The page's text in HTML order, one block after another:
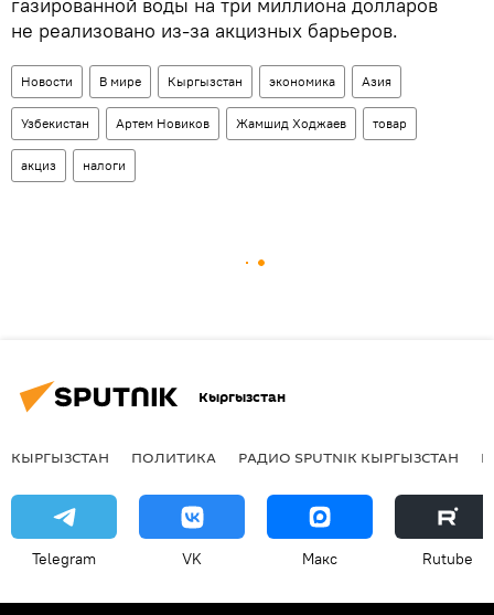
газированной воды на три миллиона долларов
не реализовано из-за акцизных барьеров.
Новости В мире Кыргызстан экономика Азия
Узбекистан Артем Новиков Жамшид Ходжаев товар
акциз налоги
Кыргызстан
КЫРГЫЗСТАН ПОЛИТИКА РАДИО SPUTNIK КЫРГЫЗСТАН
Telegram VK Макс Rutube